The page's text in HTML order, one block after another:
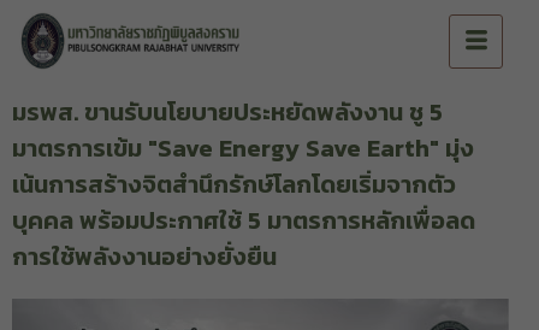
มรพส. ขานรับนโยบายประหยัดพลังงาน ชู 5
มาตรการเข้ม "Save Energy Save Earth" มุ่ง
เน้นการสร้างจิตสำนึกรักษ์โลกโดยเริ่มจากตัว
บุคคล พร้อมประกาศใช้ 5 มาตรการหลักเพื่อลด
การใช้พลังงานอย่างยั่งยืน